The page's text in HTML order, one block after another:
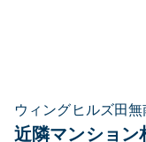
ウィングヒルズ田無
近隣マンション